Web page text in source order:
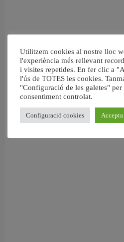
Utilitzem cookies al nostre lloc
l'experiència més rellevant
i visites repetides. En fer clic a
l'ús de TOTES les cookies.
"Configuració de les galetes"
consentiment controlat.
Configuració cookies